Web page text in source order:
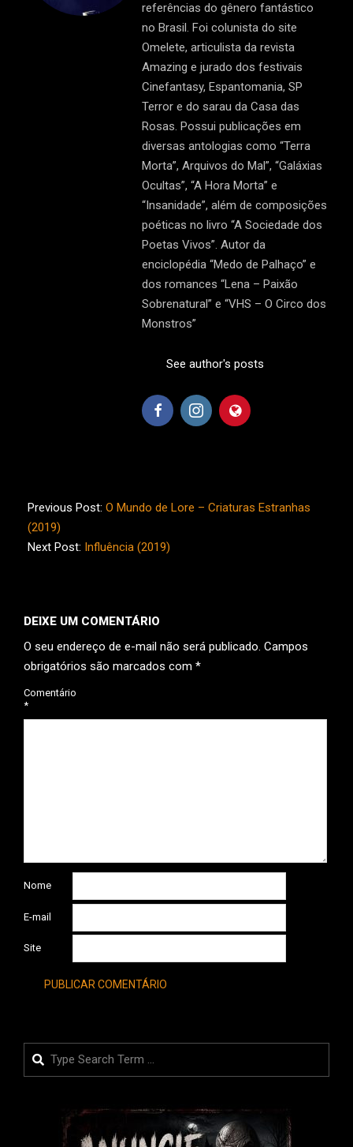
referências do gênero fantástico
no Brasil. Foi colunista do site
Omelete, articulista da revista
Amazing e jurado dos festivais
Cinefantasy, Espantomania, SP
Terror e do sarau da Casa das
Rosas. Possui publicações em
diversas antologias como “Terra
Morta”, Arquivos do Mal”, “Galáxias
Ocultas”, “A Hora Morta” e
“Insanidade”, além de composições
poéticas no livro “A Sociedade dos
Poetas Vivos”. Autor da
enciclopédia “Medo de Palhaço” e
dos romances “Lena – Paixão
Sobrenatural” e “VHS – O Circo dos
Monstros”
See author's posts
12-
28
Previous Post: O Mundo de Lore – Criaturas Estranhas
(2019)
Next Post: Influência (2019)
DEIXE UM COMENTÁRIO
O seu endereço de e-mail não será publicado. Campos
obrigatórios são marcados com *
Comentário
*
Nome
E-mail
Site
Search